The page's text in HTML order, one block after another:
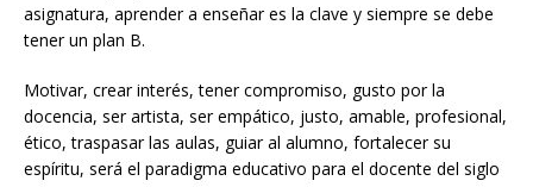
asignatura, aprender a enseñar es la clave y siempre se debe
tener un plan B.
Motivar, crear interés, tener compromiso, gusto por la
docencia, ser artista, ser empático, justo, amable, profesional,
ético, traspasar las aulas, guiar al alumno, fortalecer su
espíritu, será el paradigma educativo para el docente del siglo